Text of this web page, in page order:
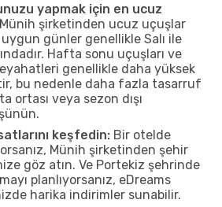
yapmak için en ucuz
Münih şirketinden ucuz uçuşlar
günler genellikle Salı ile
Hafta sonu uçuşları ve
genellikle daha yüksek
bu nedenle daha fazla tasarruf
ortası veya sezon dışı
keşfedin: Bir otelde
Münih şirketinden şehir
göz atın. Ve Portekiz şehrinde
planlıyorsanız, eDreams
harika indirimler sunabilir.